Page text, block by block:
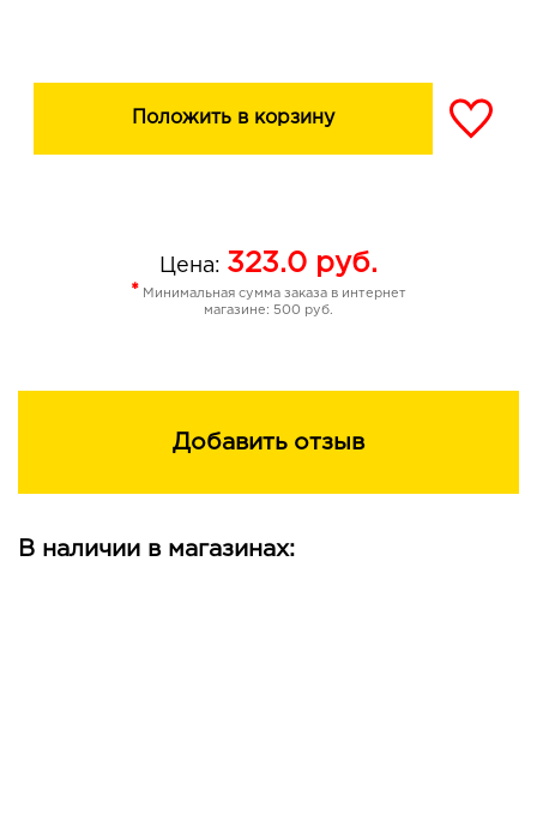
Положить в корзину
Цена: 323.0 руб.
* Минимальная сумма заказа в интернет
магазине: 500 руб.
Добавить отзыв
В наличии в магазинах: